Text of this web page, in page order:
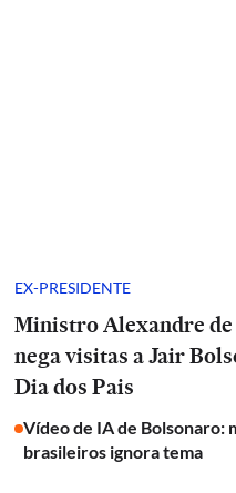
EX-PRESIDENTE
Ministro Alexandre
nega visitas a Jair
Dia dos Pais
Vídeo de IA de Bolsonaro:
brasileiros ignora tema